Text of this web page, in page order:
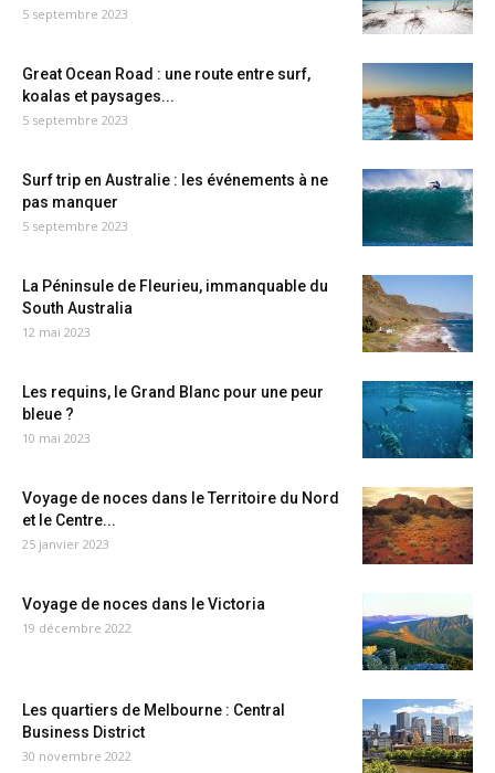
5 septembre 2023
Great Ocean Road : une route entre surf,
koalas et paysages...
5 septembre 2023
Surf trip en Australie : les événements à ne
pas manquer
5 septembre 2023
La Péninsule de Fleurieu, immanquable du
South Australia
12 mai 2023
Les requins, le Grand Blanc pour une peur
bleue ?
10 mai 2023
Voyage de noces dans le Territoire du Nord
et le Centre...
25 janvier 2023
Voyage de noces dans le Victoria
19 décembre 2022
Les quartiers de Melbourne : Central
Business District
30 novembre 2022